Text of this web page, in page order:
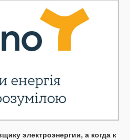
электроэнергии, а когда к